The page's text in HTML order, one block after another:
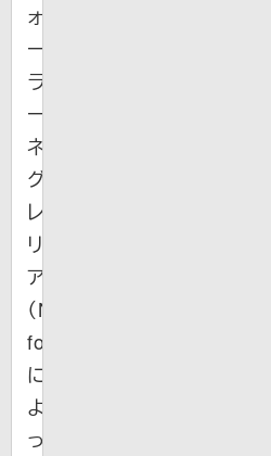
ォ
ー
ラ
ー
ネ
グ
レ
リ
ア
（Naegleria
fowleri）
に
よ
っ